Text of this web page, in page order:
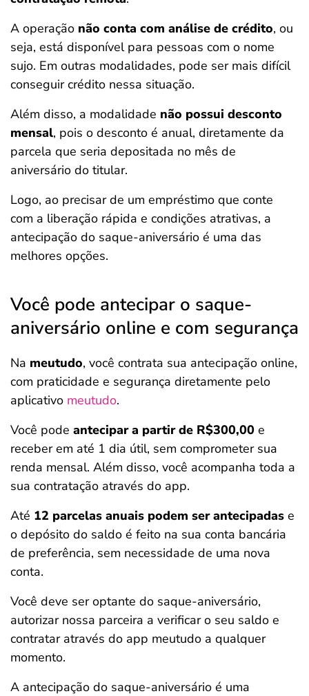
A operação não conta com análise de crédito, ou
seja, está disponível para pessoas com o nome
sujo. Em outras modalidades, pode ser mais difícil
conseguir crédito nessa situação.
Além disso, a modalidade não possui desconto
mensal, pois o desconto é anual, diretamente da
parcela que seria depositada no mês de
aniversário do titular.
Logo, ao precisar de um empréstimo que conte
com a liberação rápida e condições atrativas, a
antecipação do saque-aniversário é uma das
melhores opções.
Você pode antecipar o saque-
aniversário online e com segurança
Na meutudo, você contrata sua antecipação online,
com praticidade e segurança diretamente pelo
aplicativo meutudo.
Você pode antecipar a partir de R$300,00 e
receber em até 1 dia útil, sem comprometer sua
renda mensal. Além disso, você acompanha toda a
sua contratação através do app.
Até 12 parcelas anuais podem ser antecipadas e
o depósito do saldo é feito na sua conta bancária
de preferência, sem necessidade de uma nova
conta.
Você deve ser optante do saque-aniversário,
autorizar nossa parceira a verificar o seu saldo e
contratar através do app meutudo a qualquer
momento.
A antecipação do saque-aniversário é uma